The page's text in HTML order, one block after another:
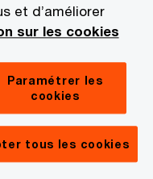
et d’améliorer
sur les cookies
Paramétrer les
cookies
tous les cookies